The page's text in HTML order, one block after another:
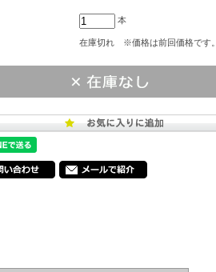
本
在庫切れ ※価格は前回価格です。